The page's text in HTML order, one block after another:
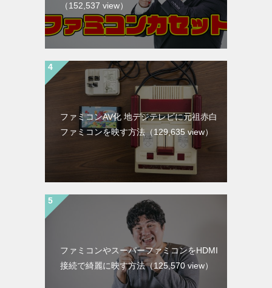
（152,537 view）
ファミコンAV化 地デジテレビに元祖赤白
ファミコンを映す方法 （129,635 view）
ファミコンやスーパーファミコンをHDMI
接続で綺麗に映す方法（125,570 view）